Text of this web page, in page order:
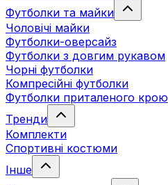
Футболки та майки
Чоловічі майки
Футболки-оверсайз
Футболки з довгим рукавом
Чорні футболки
Компресійні футболки
Футболки приталеного крою
Тренди
Комплекти
Спортивні костюми
Інше